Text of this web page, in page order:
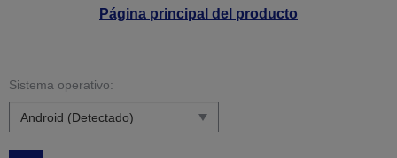
Página principal del producto
Sistema operativo: